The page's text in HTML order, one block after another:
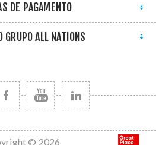
DE PAGAMENTO
GRUPO ALL NATIONS
© 2026